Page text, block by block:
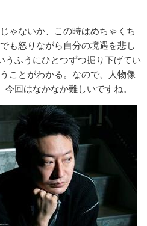
ゃないか、この時はめちゃくち
も怒りながら自分の境遇を悲し
ふうにひとつずつ掘り下げてい
ことがわかる。なので、人物像
回はなかなか難しいですね。